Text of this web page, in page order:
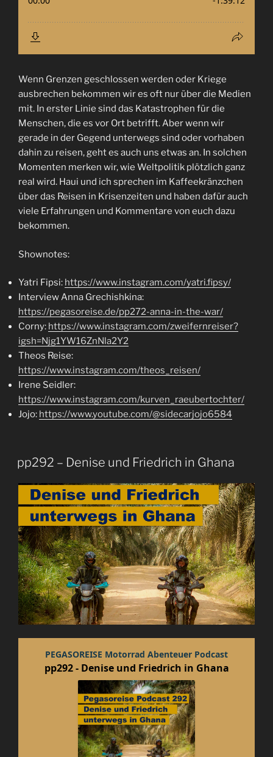
Wenn Grenzen geschlossen werden oder Kriege
ausbrechen bekommen wir es oft nur über die Medien
mit. In erster Linie sind das Katastrophen für die
Menschen, die es vor Ort betrifft. Aber wenn wir
gerade in der Gegend unterwegs sind oder vorhaben
dahin zu reisen, geht es auch uns etwas an. In solchen
Momenten merken wir, wie Weltpolitik plötzlich ganz
real wird. Haui und ich sprechen im Kaffeekränzchen
über das Reisen in Krisenzeiten und haben dafür auch
viele Erfahrungen und Kommentare von euch dazu
bekommen.
Shownotes:
Yatri Fipsi: https://www.instagram.com/yatri.fipsy/
Interview Anna Grechishkina:
https://pegasoreise.de/pp272-anna-in-the-war/
Corny: https://www.instagram.com/zweifernreiser?
igsh=Njg1YW16ZnNla2Y2
Theos Reise:
https://www.instagram.com/theos_reisen/
Irene Seidler:
https://www.instagram.com/kurven_raeubertochter/
Jojo: https://www.youtube.com/@sidecarjojo6584
pp292 – Denise und Friedrich in Ghana